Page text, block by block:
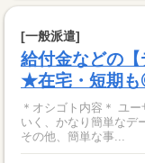
[一般派遣]
給付金などの
★在宅・短期
＊オシゴト内容＊ ユーザー情報を専用フォームに そのまま入力して
いく、かなり簡単な
その他、簡単な事...